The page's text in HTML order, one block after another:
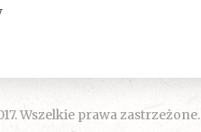
Wszelkie prawa zastrzeżone.